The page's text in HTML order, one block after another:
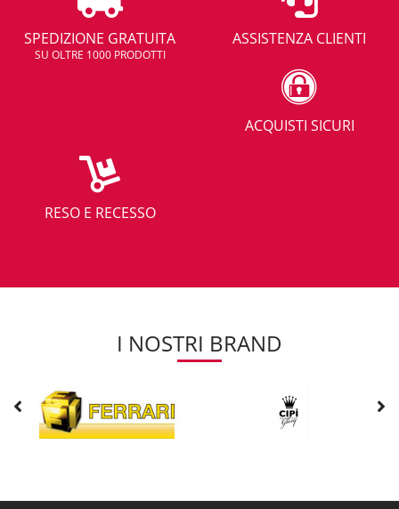
SPEDIZIONE GRATUITA
SU OLTRE 1000 PRODOTTI
ASSISTENZA CLIENTI
ACQUISTI SICURI
RESO E RECESSO
I NOSTRI BRAND